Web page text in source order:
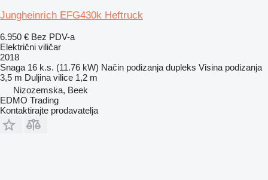
Jungheinrich EFG430k Heftruck
6.950 € Bez PDV-a
Električni viličar
2018
Snaga 16 k.s. (11.76 kW) Način podizanja dupleks Visina podizanja
3,5 m Duljina vilice 1,2 m
Nizozemska, Beek
EDMO Trading
Kontaktirajte prodavatelja